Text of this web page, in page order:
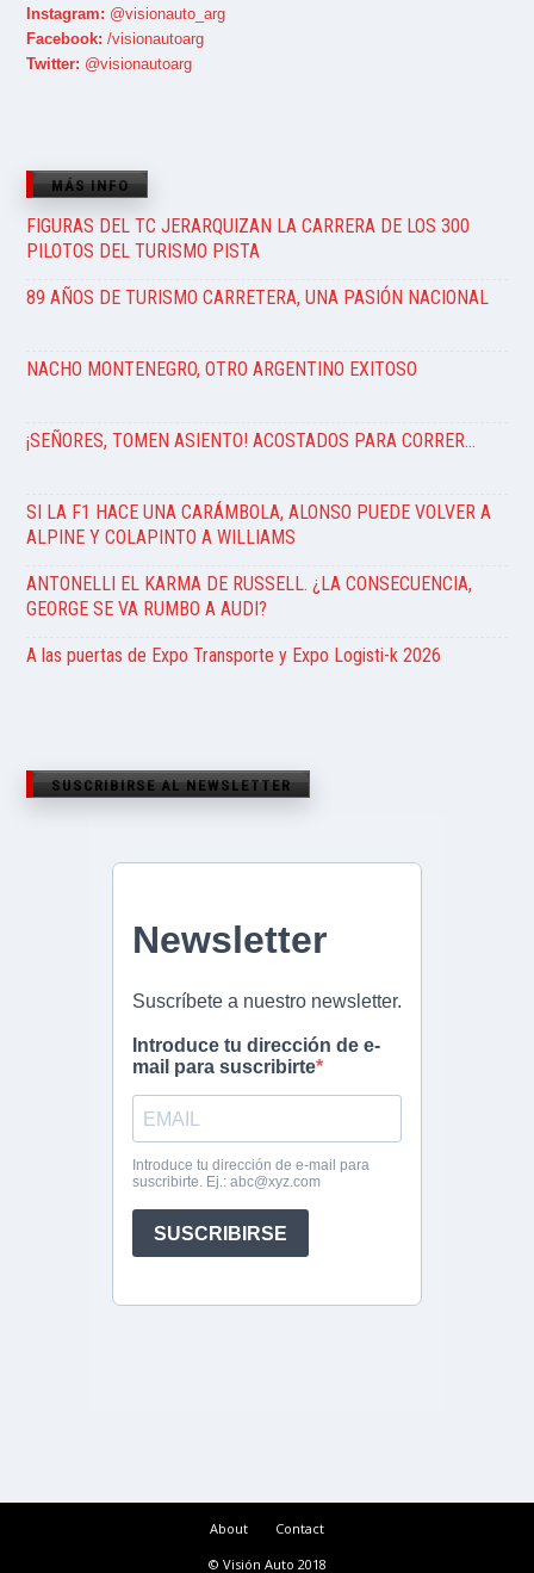
Instagram: @visionauto_arg
Facebook: /visionautoarg
Twitter: @visionautoarg
MÁS INFO
FIGURAS DEL TC JERARQUIZAN LA CARRERA DE LOS 300
PILOTOS DEL TURISMO PISTA
89 AÑOS DE TURISMO CARRETERA, UNA PASIÓN NACIONAL
NACHO MONTENEGRO, OTRO ARGENTINO EXITOSO
¡SEÑORES, TOMEN ASIENTO! ACOSTADOS PARA CORRER…
SI LA F1 HACE UNA CARÁMBOLA, ALONSO PUEDE VOLVER A
ALPINE Y COLAPINTO A WILLIAMS
ANTONELLI EL KARMA DE RUSSELL. ¿LA CONSECUENCIA,
GEORGE SE VA RUMBO A AUDI?
A las puertas de Expo Transporte y Expo Logisti-k 2026
SUSCRIBIRSE AL NEWSLETTER
About
Contact
© Visión Auto 2018